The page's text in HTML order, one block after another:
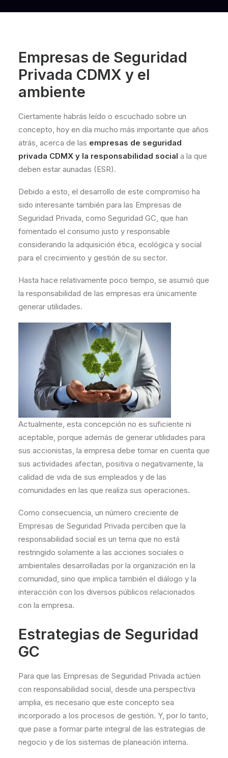
Empresas de Seguridad
Privada CDMX y el
ambiente
Ciertamente habrás leído o escuchado sobre un
concepto, hoy en día mucho más importante que años
atrás, acerca de las empresas de seguridad
privada CDMX y la responsabilidad social a la que
deben estar aunadas (ESR).
Debido a esto, el desarrollo de este compromiso ha
sido interesante también para las Empresas de
Seguridad Privada, como Seguridad GC, que han
fomentado el consumo justo y responsable
considerando la adquisición ética, ecológica y social
para el crecimiento y gestión de su sector.
Hasta hace relativamente poco tiempo, se asumió que
la responsabilidad de las empresas era únicamente
generar utilidades.
Actualmente, esta concepción no es suficiente ni
aceptable, porque además de generar utilidades para
sus accionistas, la empresa debe tomar en cuenta que
sus actividades afectan, positiva o negativamente, la
calidad de vida de sus empleados y de las
comunidades en las que realiza sus operaciones.
Como consecuencia, un número creciente de
Empresas de Seguridad Privada perciben que la
responsabilidad social es un tema que no está
restringido solamente a las acciones sociales o
ambientales desarrolladas por la organización en la
comunidad, sino que implica también el diálogo y la
interacción con los diversos públicos relacionados
con la empresa.
Estrategias de Seguridad
GC
Para que las Empresas de Seguridad Privada actúen
con responsabilidad social, desde una perspectiva
amplia, es necesario que este concepto sea
incorporado a los procesos de gestión. Y, por lo tanto,
que pase a formar parte integral de las estrategias de
negocio y de los sistemas de planeación interna.